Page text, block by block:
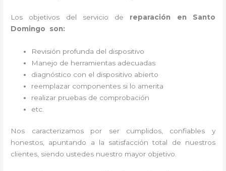
Los objetivos del servicio de reparación en Santo
Domingo son:
Revisión profunda del dispositivo
Manejo de herramientas adecuadas
diagnóstico con el dispositivo abierto
reemplazar componentes si lo amerita
realizar pruebas de comprobación
etc.
Nos caracterizamos por ser cumplidos, confiables y
honestos, apuntando a la satisfacción total de nuestros
clientes, siendo ustedes nuestro mayor objetivo.